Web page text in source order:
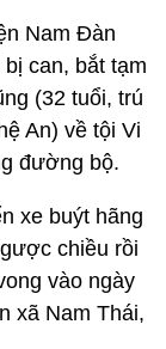
Nam Đàn
can, bắt tạm
(32 tuổi, trú
An) về tội Vi
đường bộ.
xe buýt hãng
chiều rồi
vào ngày
xã Nam Thái,